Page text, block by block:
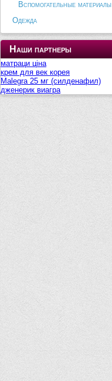
Вспомогательные материалы
Одежда
Наши партнеры
матраци ціна
крем для век корея
Malegra 25 мг (силденафил)
дженерик виагра